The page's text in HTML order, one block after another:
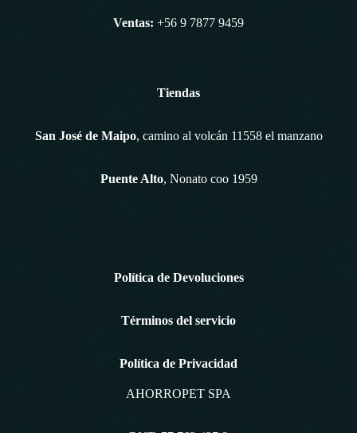
Ventas: +56 9 7877 9459
Tiendas
San José de Maipo, camino al volcán 11558 el manzano
Puente Alto, Nonato coo 1959
Política de Devoluciones
Términos del servicio
Política de Privacidad
AHORROPET SPA